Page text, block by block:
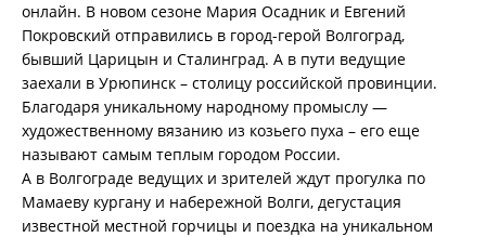
онлайн. В новом сезоне Мария Осадник и Евгений
Покровский отправились в город-герой Волгоград,
бывший Царицын и Сталинград. А в пути ведущие
заехали в Урюпинск – столицу российской провинции.
Благодаря уникальному народному промыслу —
художественному вязанию из козьего пуха – его еще
называют самым теплым городом России.
А в Волгограде ведущих и зрителей ждут прогулка по
Мамаеву кургану и набережной Волги, дегустация
известной местной горчицы и поездка на уникальном